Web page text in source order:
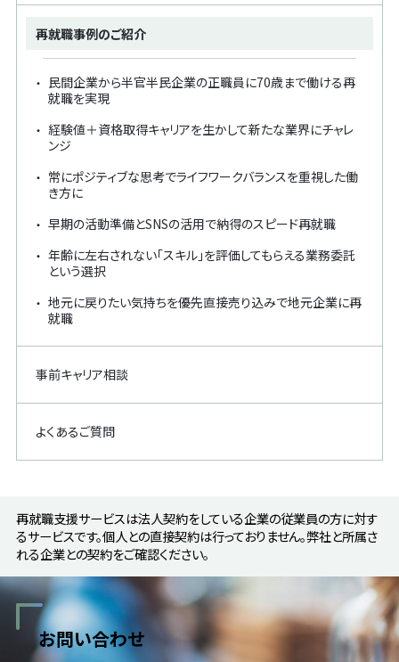
再就職事例のご紹介
民間企業から半官半民企業の正職員に70歳まで働ける再
就職を実現
経験値＋資格取得キャリアを生かして新たな業界にチャレ
ンジ
常にポジティブな思考でライフワークバランスを重視した働
き方に
早期の活動準備とSNSの活用で納得のスピード再就職
年齢に左右されない「スキル」を評価してもらえる業務委託
という選択
地元に戻りたい気持ちを優先直接売り込みで地元企業に再
就職
事前キャリア相談
よくあるご質問
再就職支援サービスは法人契約をしている企業の従業員の方に対す
るサービスです。個人との直接契約は行っておりません。弊社と所属さ
れる企業との契約をご確認ください。
お問い合わせ